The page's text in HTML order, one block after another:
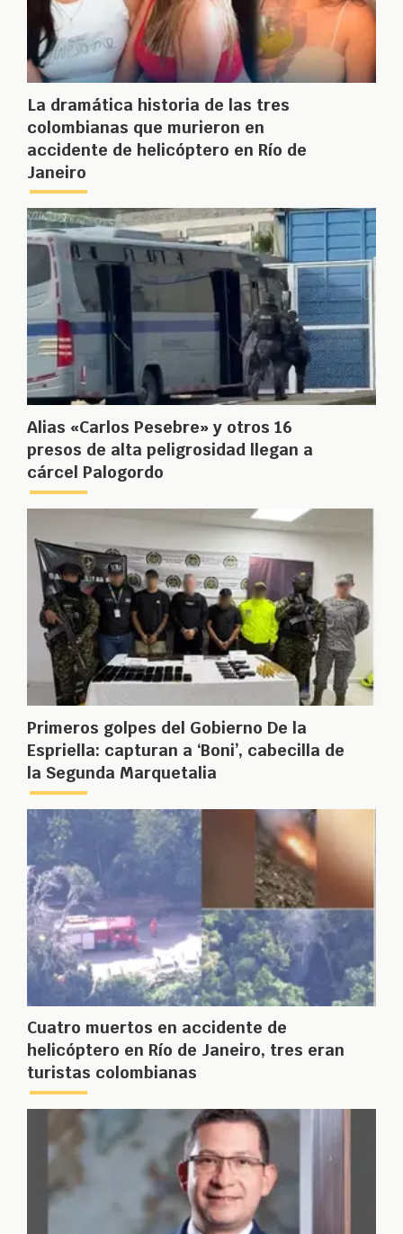
La dramática historia de las tres
colombianas que murieron en
accidente de helicóptero en Río de
Janeiro
Alias «Carlos Pesebre» y otros 16
presos de alta peligrosidad llegan a
cárcel Palogordo
Primeros golpes del Gobierno De la
Espriella: capturan a ‘Boni’, cabecilla de
la Segunda Marquetalia
Cuatro muertos en accidente de
helicóptero en Río de Janeiro, tres eran
turistas colombianas